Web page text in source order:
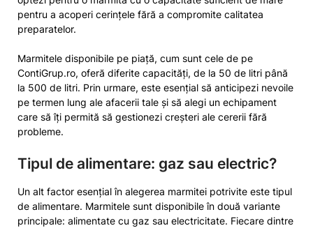
pentru a acoperi cerințele fără a compromite calitatea
preparatelor.
Marmitele disponibile pe piață, cum sunt cele de pe
ContiGrup.ro, oferă diferite capacități, de la 50 de litri până
la 500 de litri. Prin urmare, este esențial să anticipezi nevoile
pe termen lung ale afacerii tale și să alegi un echipament
care să îți permită să gestionezi creșteri ale cererii fără
probleme.
Tipul de alimentare: gaz sau electric?
Un alt factor esențial în alegerea marmitei potrivite este tipul
de alimentare. Marmitele sunt disponibile în două variante
principale: alimentate cu gaz sau electricitate. Fiecare dintre